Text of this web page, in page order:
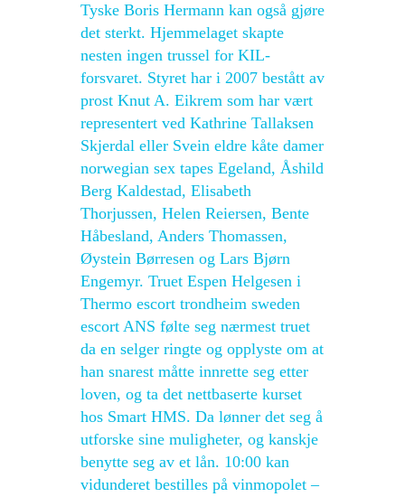
Tyske Boris Hermann kan også gjøre
det sterkt. Hjemmelaget skapte
nesten ingen trussel for KIL-
forsvaret. Styret har i 2007 bestått av
prost Knut A. Eikrem som har vært
representert ved Kathrine Tallaksen
Skjerdal eller Svein eldre kåte damer
norwegian sex tapes Egeland, Åshild
Berg Kaldestad, Elisabeth
Thorjussen, Helen Reiersen, Bente
Håbesland, Anders Thomassen,
Øystein Børresen og Lars Bjørn
Engemyr. Truet Espen Helgesen i
Thermo escort trondheim sweden
escort ANS følte seg nærmest truet
da en selger ringte og opplyste om at
han snarest måtte innrette seg etter
loven, og ta det nettbaserte kurset
hos Smart HMS. Da lønner det seg å
utforske sine muligheter, og kanskje
benytte seg av et lån. 10:00 kan
vidunderet bestilles på vinmopolet –